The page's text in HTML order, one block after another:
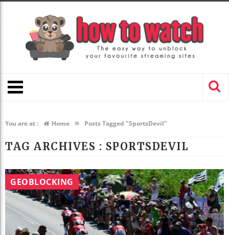
You are at : Home » Posts Tagged "SportsDevil"
TAG ARCHIVES : SPORTSDEVIL
GEOBLOCKING